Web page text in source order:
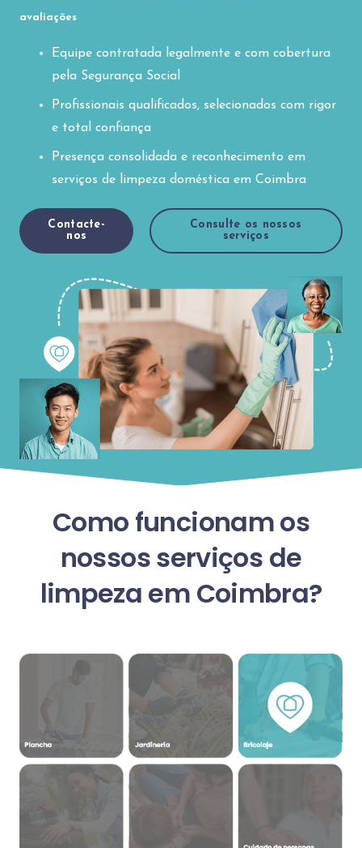
avaliações
Equipe contratada legalmente e com cobertura
pela Segurança Social
Profissionais qualificados, selecionados com rigor
e total confiança
Presença consolidada e reconhecimento em
serviços de limpeza doméstica em Coimbra
Contacte-
nos
Consulte os nossos
serviços
Como funcionam os
nossos serviços de
limpeza em Coimbra?